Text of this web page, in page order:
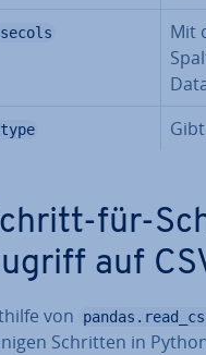
Mit
für-
auf
von
Schritten in